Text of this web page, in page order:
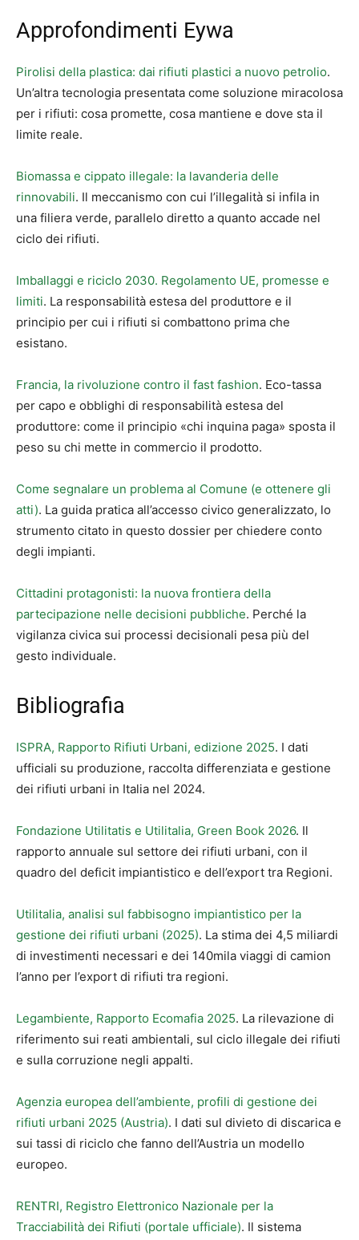
Approfondimenti Eywa
Pirolisi della plastica: dai rifiuti plastici a nuovo petrolio.
Un’altra tecnologia presentata come soluzione miracolosa
per i rifiuti: cosa promette, cosa mantiene e dove sta il
limite reale.
Biomassa e cippato illegale: la lavanderia delle
rinnovabili. Il meccanismo con cui l’illegalità si infila in
una filiera verde, parallelo diretto a quanto accade nel
ciclo dei rifiuti.
Imballaggi e riciclo 2030. Regolamento UE, promesse e
limiti. La responsabilità estesa del produttore e il
principio per cui i rifiuti si combattono prima che
esistano.
Francia, la rivoluzione contro il fast fashion. Eco-tassa
per capo e obblighi di responsabilità estesa del
produttore: come il principio «chi inquina paga» sposta il
peso su chi mette in commercio il prodotto.
Come segnalare un problema al Comune (e ottenere gli
atti). La guida pratica all’accesso civico generalizzato, lo
strumento citato in questo dossier per chiedere conto
degli impianti.
Cittadini protagonisti: la nuova frontiera della
partecipazione nelle decisioni pubbliche. Perché la
vigilanza civica sui processi decisionali pesa più del
gesto individuale.
Bibliografia
ISPRA, Rapporto Rifiuti Urbani, edizione 2025. I dati
ufficiali su produzione, raccolta differenziata e gestione
dei rifiuti urbani in Italia nel 2024.
Fondazione Utilitatis e Utilitalia, Green Book 2026. Il
rapporto annuale sul settore dei rifiuti urbani, con il
quadro del deficit impiantistico e dell’export tra Regioni.
Utilitalia, analisi sul fabbisogno impiantistico per la
gestione dei rifiuti urbani (2025). La stima dei 4,5 miliardi
di investimenti necessari e dei 140mila viaggi di camion
l’anno per l’export di rifiuti tra regioni.
Legambiente, Rapporto Ecomafia 2025. La rilevazione di
riferimento sui reati ambientali, sul ciclo illegale dei rifiuti
e sulla corruzione negli appalti.
Agenzia europea dell’ambiente, profili di gestione dei
rifiuti urbani 2025 (Austria). I dati sul divieto di discarica e
sui tassi di riciclo che fanno dell’Austria un modello
europeo.
RENTRI, Registro Elettronico Nazionale per la
Tracciabilità dei Rifiuti (portale ufficiale). Il sistema